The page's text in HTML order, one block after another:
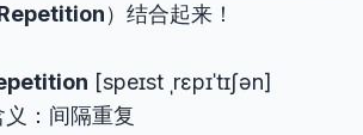
）结合起来！
[speɪst ˌrɛpɪˈtɪʃən]
义：间隔重复